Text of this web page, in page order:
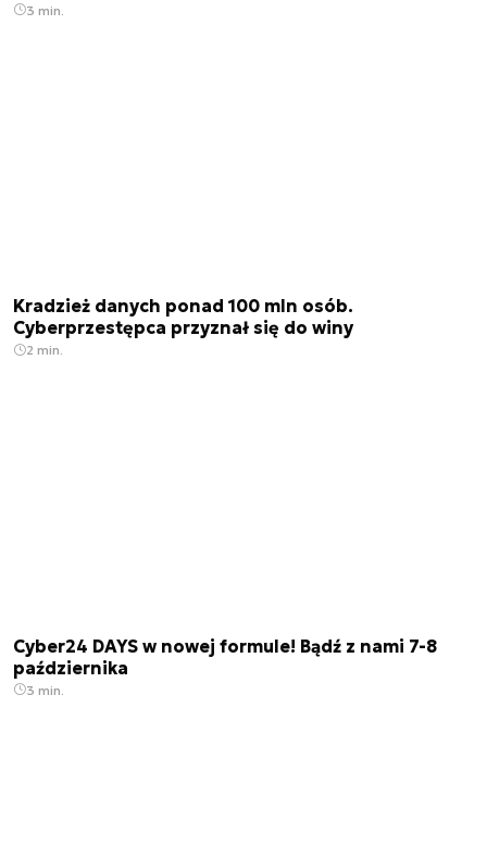
3 min.
Kradzież danych ponad 100 mln osób.
Cyberprzestępca przyznał się do winy
2 min.
Cyber24 DAYS w nowej formule! Bądź z nami 7-8
października
3 min.